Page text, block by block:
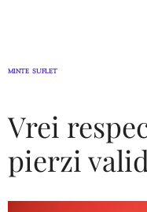
MINTE SUFLET
Vrei
pierzi